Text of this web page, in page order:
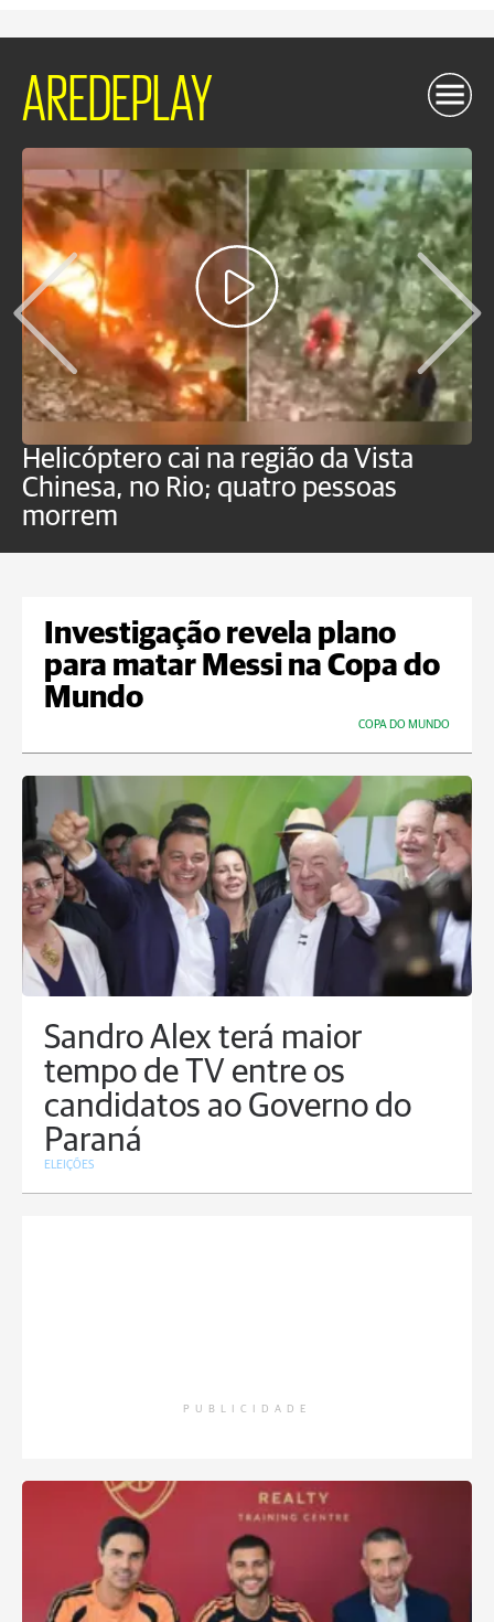
AREDEPLAY
Helicóptero cai na região da Vista
Chinesa, no Rio; quatro pessoas
morrem
Investigação revela plano
para matar Messi na Copa do
Mundo
COPA DO MUNDO
Sandro Alex terá maior
tempo de TV entre os
candidatos ao Governo do
Paraná
ELEIÇÕES
PUBLICIDADE